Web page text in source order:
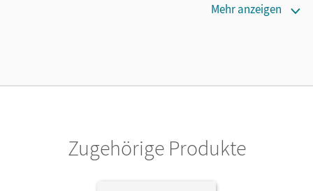
Scheliga, Matthias; Buchholz, Annette; Chrástová,
Mehr anzeigen
Zugehörige Produkte